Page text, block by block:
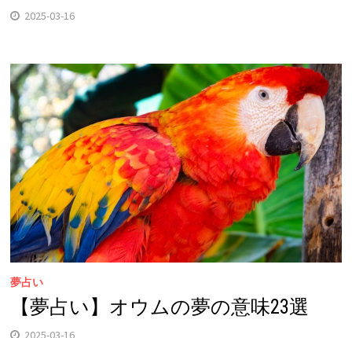
2025-03-16
夢占い
【夢占い】オウムの夢の意味23選
2025-03-16